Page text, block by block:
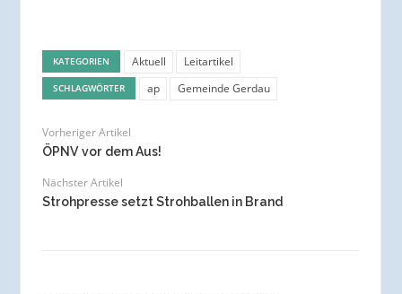
KATEGORIEN Aktuell Leitartikel
SCHLAGWÖRTER ap Gemeinde Gerdau
Vorheriger Artikel
ÖPNV vor dem Aus!
Nächster Artikel
Strohpresse setzt Strohballen in Brand